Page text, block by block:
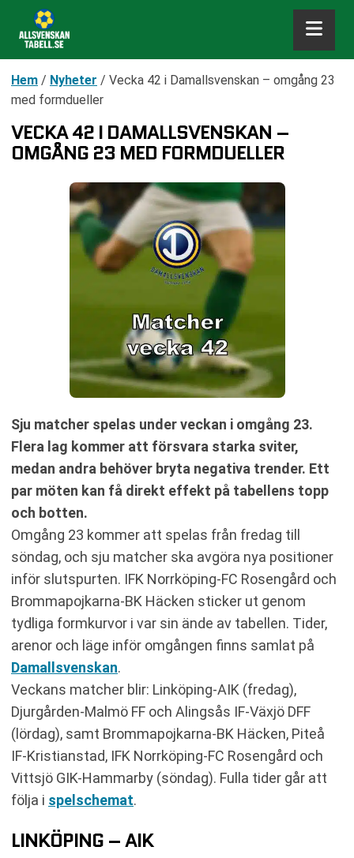
Hem / Nyheter / Vecka 42 i Damallsvenskan – omgång 23
med formdueller
VECKA 42 I DAMALLSVENSKAN –
OMGÅNG 23 MED FORMDUELLER
Sju matcher spelas under veckan i omgång 23.
Flera lag kommer att försvara starka sviter,
medan andra behöver bryta negativa trender. Ett
par möten kan få direkt effekt på tabellens topp
och botten.
Omgång 23 kommer att spelas från fredag till
söndag, och sju matcher ska avgöra nya positioner
inför slutspurten. IFK Norrköping-FC Rosengård och
Brommapojkarna-BK Häcken sticker ut genom
tydliga formkurvor i var sin ände av tabellen. Tider,
arenor och läge inför omgången finns samlat på
Damallsvenskan.
Veckans matcher blir: Linköping-AIK (fredag),
Djurgården-Malmö FF och Alingsås IF-Växjö DFF
(lördag), samt Brommapojkarna-BK Häcken, Piteå
IF-Kristianstad, IFK Norrköping-FC Rosengård och
Vittsjö GIK-Hammarby (söndag). Fulla tider går att
följa i spelschemat.
LINKÖPING – AIK